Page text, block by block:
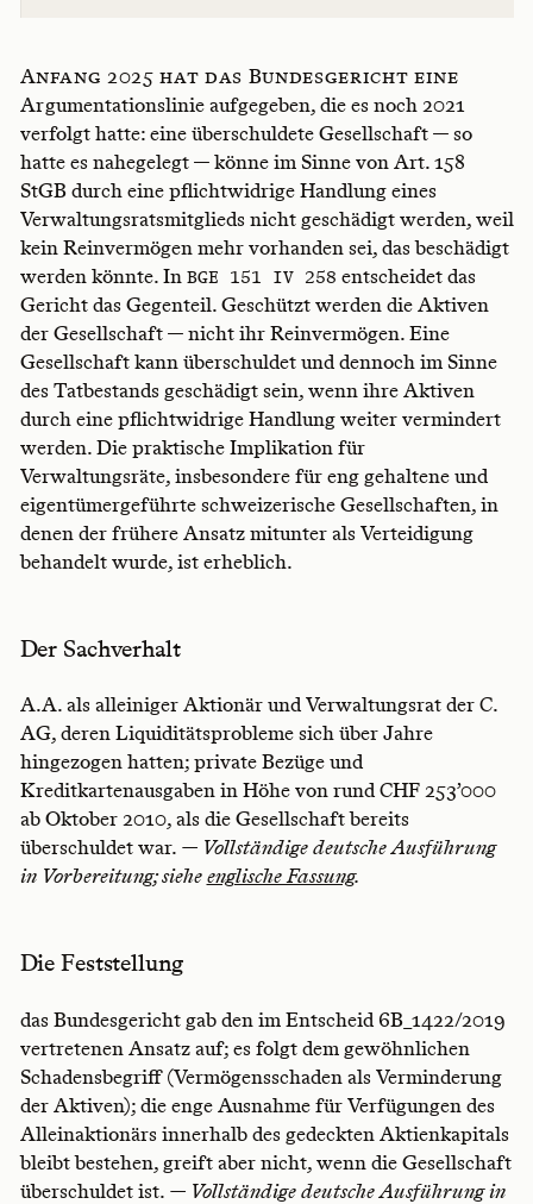
Anfang 2025 hat das Bundesgericht eine
Argumentationslinie aufgegeben, die es noch 2021
verfolgt hatte: eine überschuldete Gesellschaft — so
hatte es nahegelegt — könne im Sinne von Art. 158
StGB durch eine pflichtwidrige Handlung eines
Verwaltungsratsmitglieds nicht geschädigt werden, weil
kein Reinvermögen mehr vorhanden sei, das beschädigt
werden könnte. In BGE 151 IV 258 entscheidet das
Gericht das Gegenteil. Geschützt werden die Aktiven
der Gesellschaft — nicht ihr Reinvermögen. Eine
Gesellschaft kann überschuldet und dennoch im Sinne
des Tatbestands geschädigt sein, wenn ihre Aktiven
durch eine pflichtwidrige Handlung weiter vermindert
werden. Die praktische Implikation für
Verwaltungsräte, insbesondere für eng gehaltene und
eigentümergeführte schweizerische Gesellschaften, in
denen der frühere Ansatz mitunter als Verteidigung
behandelt wurde, ist erheblich.
Der Sachverhalt
A.A. als alleiniger Aktionär und Verwaltungsrat der C.
AG, deren Liquiditätsprobleme sich über Jahre
hingezogen hatten; private Bezüge und
Kreditkartenausgaben in Höhe von rund CHF 253’000
ab Oktober 2010, als die Gesellschaft bereits
überschuldet war. — Vollständige deutsche Ausführung
in Vorbereitung; siehe englische Fassung.
Die Feststellung
das Bundesgericht gab den im Entscheid 6B_1422/2019
vertretenen Ansatz auf; es folgt dem gewöhnlichen
Schadensbegriff (Vermögensschaden als Verminderung
der Aktiven); die enge Ausnahme für Verfügungen des
Alleinaktionärs innerhalb des gedeckten Aktienkapitals
bleibt bestehen, greift aber nicht, wenn die Gesellschaft
überschuldet ist. — Vollständige deutsche Ausführung in